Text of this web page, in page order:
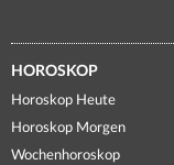
HOROSKOP
Horoskop Heute
Horoskop Morgen
Wochenhoroskop